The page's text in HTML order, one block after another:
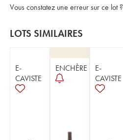
Vous constatez une erreur sur ce lot ?
LOTS SIMILAIRES
E-
CAVISTE
ENCHÈRE
E-
CAVISTE